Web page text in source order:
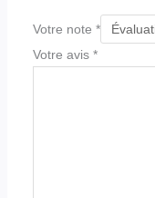
Votre note *
Votre avis *